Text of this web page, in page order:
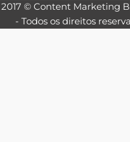
2017 © Content Marketing
- Todos os direitos